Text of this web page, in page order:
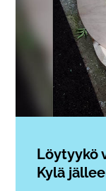
Löytyykö
Kylä